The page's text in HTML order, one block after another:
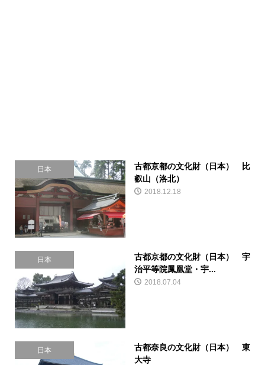
日本
古都京都の文化財（日本） 比
叡山（洛北）
2018.12.18
日本
古都京都の文化財（日本） 宇
治平等院鳳凰堂・宇...
2018.07.04
日本
古都奈良の文化財（日本） 東
大寺